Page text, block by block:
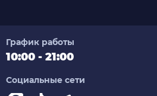
График работы
10:00 - 21:00
Социальные сети